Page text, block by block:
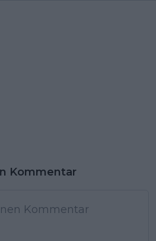
Kommentar